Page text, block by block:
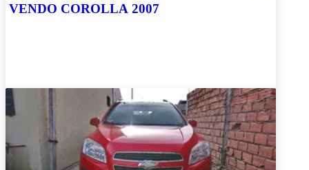
VENDO COROLLA 2007